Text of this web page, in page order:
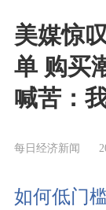
美媒惊
单 购买
喊苦：
每日经济新闻
如何低门